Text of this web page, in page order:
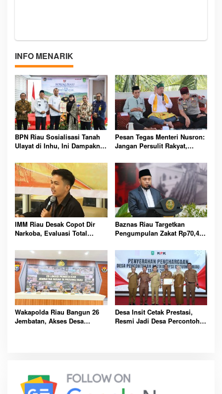
INFO MENARIK
BPN Riau Sosialisasi Tanah
Ulayat di Inhu, Ini Dampaknya
Pesan Tegas Menteri Nusron:
Jangan Persulit Rakyat,
Semua Urusan
IMM Riau Desak Copot Dir
Narkoba, Evaluasi Total
Baznas Riau Targetkan
Pengumpulan Zakat Rp70,4
Mendatang
Wakapolda Riau Bangun 26
Jembatan, Akses Desa
Desa Insit Cetak Prestasi,
Resmi Jadi Desa Percontohan